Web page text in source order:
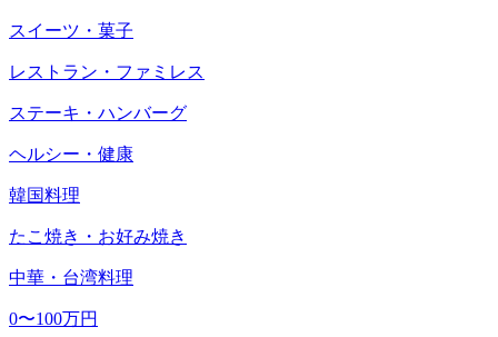
スイーツ・菓子
レストラン・ファミレス
ステーキ・ハンバーグ
ヘルシー・健康
韓国料理
たこ焼き・お好み焼き
中華・台湾料理
0〜100万円